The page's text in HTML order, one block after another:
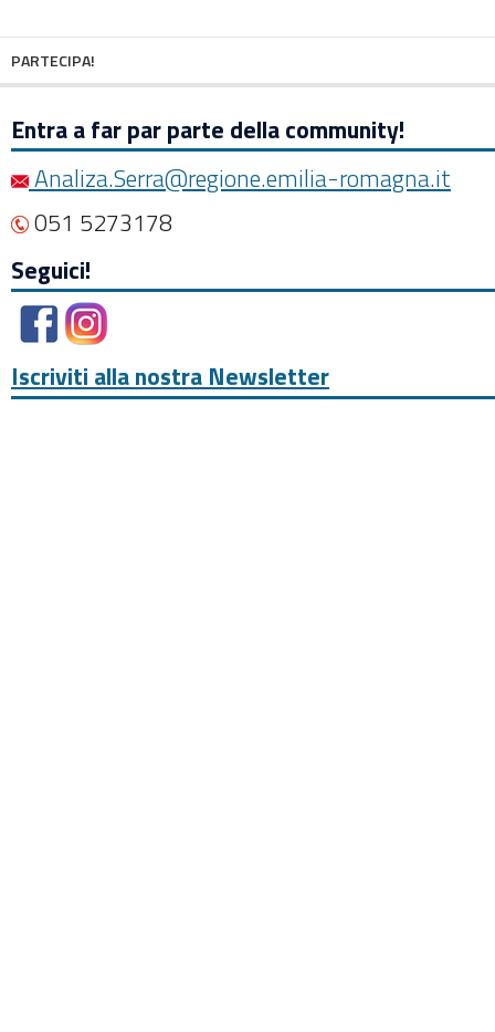
PARTECIPA!
Entra a far par parte della community!
Analiza.Serra@regione.emilia-romagna.it
051 5273178
Seguici!
Iscriviti alla nostra Newsletter